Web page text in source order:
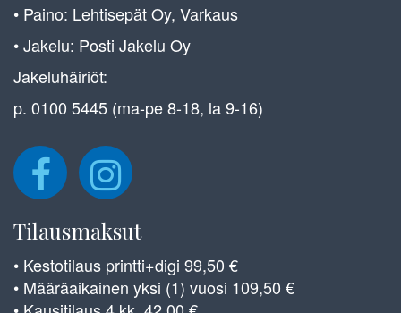
• Paino: Lehtisepät Oy, Varkaus
• Jakelu: Posti Jakelu Oy
Jakeluhäiriöt:
p. 0100 5445 (ma-pe 8-18, la 9-16)
Tilausmaksut
• Kestotilaus printti+digi 99,50 €
• Määräaikainen yksi (1) vuosi 109,50 €